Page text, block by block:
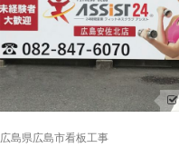
広島県広島市看板工事